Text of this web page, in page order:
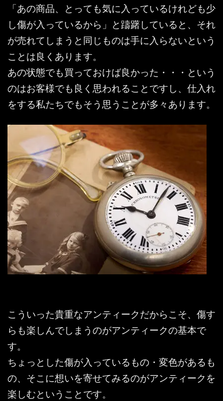
「あの商品、とっても気に入っているけれども少
し傷が入っているから」と躊躇していると、それ
が売れてしまうと同じものは手に入らないという
ことは良くあります。
あの状態でも買っておけば良かった・・・という
のはお客様でも良く思われることですし、仕入れ
をする私たちでもそう思うことが多々あります。
こういった貴重なアンティークだからこそ、傷す
らも楽しんでしまうのがアンティークの基本で
す。
ちょっとした傷が入っているもの・変色があるも
の、そこに想いを寄せてみるのがアンティークを
楽しむということです。